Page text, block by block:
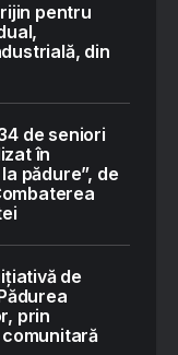
pentru
din
de seniori
în
pădure”, de
de
prin